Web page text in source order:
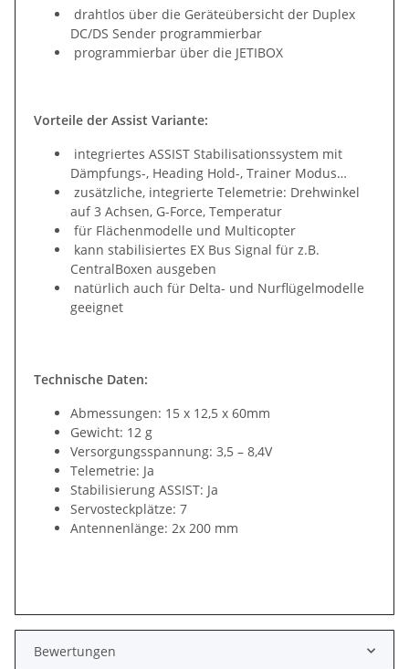
drahtlos über die Geräteübersicht der Duplex
DC/DS Sender programmierbar
programmierbar über die JETIBOX
Vorteile der Assist Variante:
integriertes ASSIST Stabilisationssystem mit
Dämpfungs-, Heading Hold-, Trainer Modus…
zusätzliche, integrierte Telemetrie: Drehwinkel
auf 3 Achsen, G-Force, Temperatur
für Flächenmodelle und Multicopter
kann stabilisiertes EX Bus Signal für z.B.
CentralBoxen ausgeben
natürlich auch für Delta- und Nurflügelmodelle
geeignet
Technische Daten:
Abmessungen: 15 x 12,5 x 60mm
Gewicht: 12 g
Versorgungsspannung: 3,5 – 8,4V
Telemetrie: Ja
Stabilisierung ASSIST: Ja
Servosteckplätze: 7
Antennenlänge: 2x 200 mm
Bewertungen